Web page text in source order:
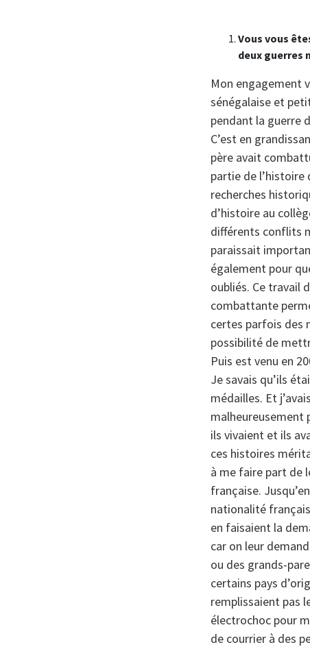
Vous vous
deux guerres
Mon engagement
sénégalaise et
pendant la guerre
C’est en
père avait
partie de l’histoire
recherches
d’histoire au
différents conflits
paraissait
également pour
oubliés. Ce travail
combattante
certes parfois des
possibilité de
Puis est venu en
Je savais qu’ils
médailles. Et
malheureusement
ils vivaient et ils
ces histoires
à me faire part de
française.
nationalité
en faisaient la
car on leur
ou des grands-
certains pays
remplissaient pas
électrochoc pour
de courrier à des